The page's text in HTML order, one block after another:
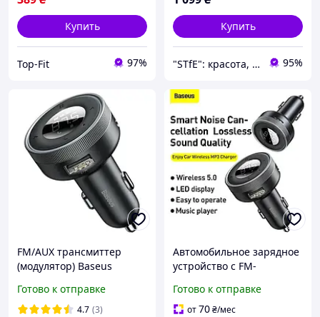
Купить
Top-Fit 97%
Купить
"STfE": красота, комфорт и удовольствие! 95%
FM/AUX трансмиттер
(модулятор) Baseus
CCLH-01
Готово к отправке
4.7 (3)
Автомобильное зарядное
устройство с FM-
Enjoy Bluetooth FM
Launcher 3.4 A Black
Готово к отправке
от70₴/мес